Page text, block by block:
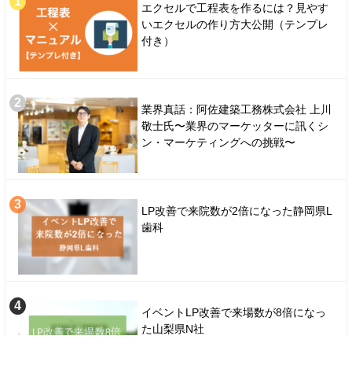
エクセルで工程表を作るには？見やす
いエクセルの作り方大公開（テンプレ
付き）
業界真話：阿佐建築工務株式会社 上川
敬士氏〜業界のマーケッターに訊くシ
ン・マーケティングへの挑戦〜
LP改善で来院数が2倍になった静岡県L
歯科
イベントLP改善で来場数が8倍になっ
た山梨県N社